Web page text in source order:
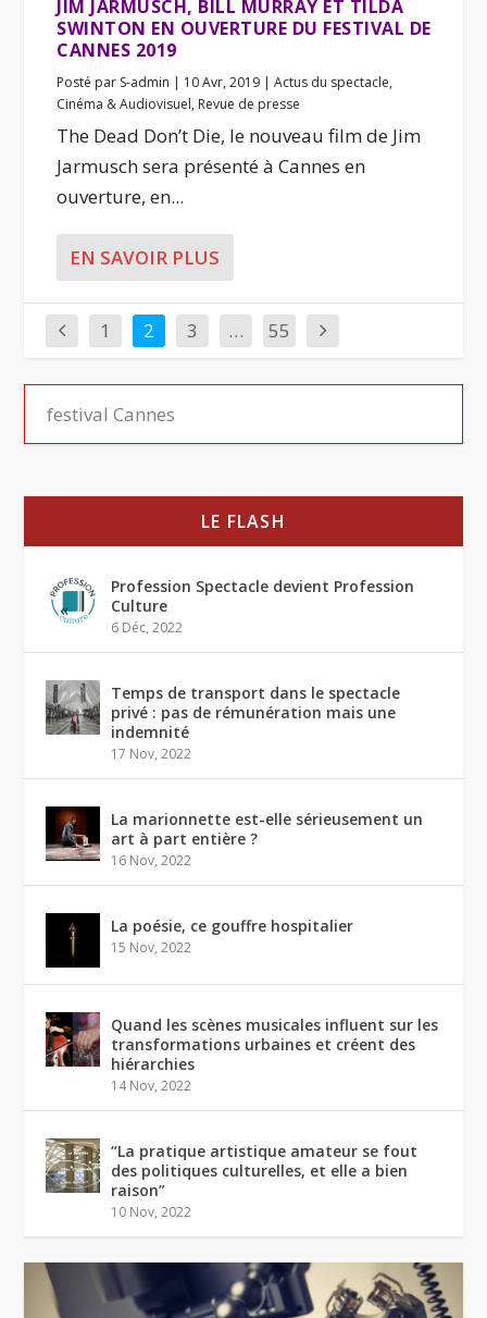
JIM JARMUSCH, BILL MURRAY ET TILDA
SWINTON EN OUVERTURE DU FESTIVAL DE
CANNES 2019
Posté par S-admin | 10 Avr, 2019 |Actus du spectacle,
Cinéma & Audiovisuel, Revue de presse
The Dead Don’t Die, le nouveau film de Jim
Jarmusch sera présenté à Cannes en
ouverture, en...
EN SAVOIR PLUS
1 2 3 … 55
LE FLASH
Profession Spectacle devient Profession
Culture
6 Déc, 2022
Temps de transport dans le spectacle
privé : pas de rémunération mais une
indemnité
17 Nov, 2022
La marionnette est-elle sérieusement un
art à part entière ?
16 Nov, 2022
La poésie, ce gouffre hospitalier
15 Nov, 2022
Quand les scènes musicales influent sur les
transformations urbaines et créent des
hiérarchies
14 Nov, 2022
“La pratique artistique amateur se fout
des politiques culturelles, et elle a bien
raison”
10 Nov, 2022